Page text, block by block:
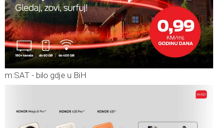
m:SAT - bilo gdje u BiH